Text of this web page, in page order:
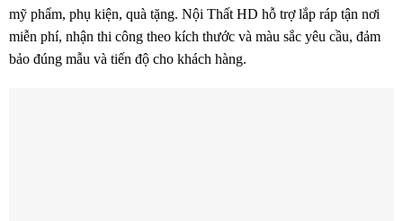
mỹ phẩm, phụ kiện, quà tặng. Nội Thất HD hỗ trợ lắp ráp tận nơi
miễn phí, nhận thi công theo kích thước và màu sắc yêu cầu, đảm
bảo đúng mẫu và tiến độ cho khách hàng.